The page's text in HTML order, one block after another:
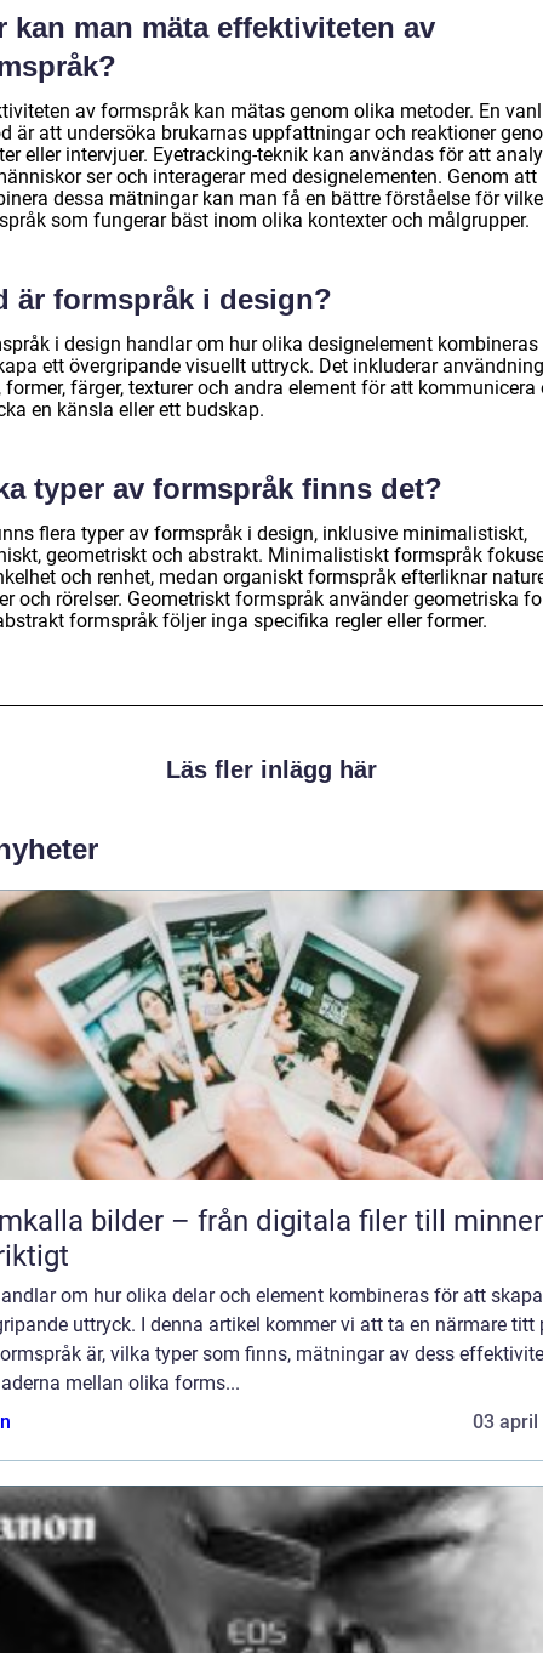
kan man mäta effektiviteten av
av formspråk kan mätas genom olika metoder. En
är att undersöka brukarnas uppfattningar och reaktioner
eller intervjuer. Eyetracking-teknik kan användas för att
ser och interagerar med designelementen. Genom att
dessa mätningar kan man få en bättre förståelse för
som fungerar bäst inom olika kontexter och målgrupper.
är formspråk i design?
i design handlar om hur olika designelement
ett övergripande visuellt uttryck. Det inkluderar
former, färger, texturer och andra element för att kommunicera
en känsla eller ett budskap.
typer av formspråk finns det?
flera typer av formspråk i design, inklusive minimalistiskt,
geometriskt och abstrakt. Minimalistiskt formspråk
och renhet, medan organiskt formspråk efterliknar
och rörelser. Geometriskt formspråk använder geometriska
formspråk följer inga specifika regler eller former.
Läs fler inlägg här
bilder – från digitala filer till
om hur olika delar och element kombineras för att
uttryck. I denna artikel kommer vi att ta en närmare titt
är, vilka typer som finns, mätningar av dess
mellan olika forms...
03 april